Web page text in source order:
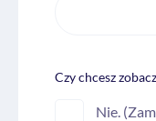
Czy chcesz
Nie.